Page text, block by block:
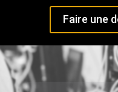
Faire une